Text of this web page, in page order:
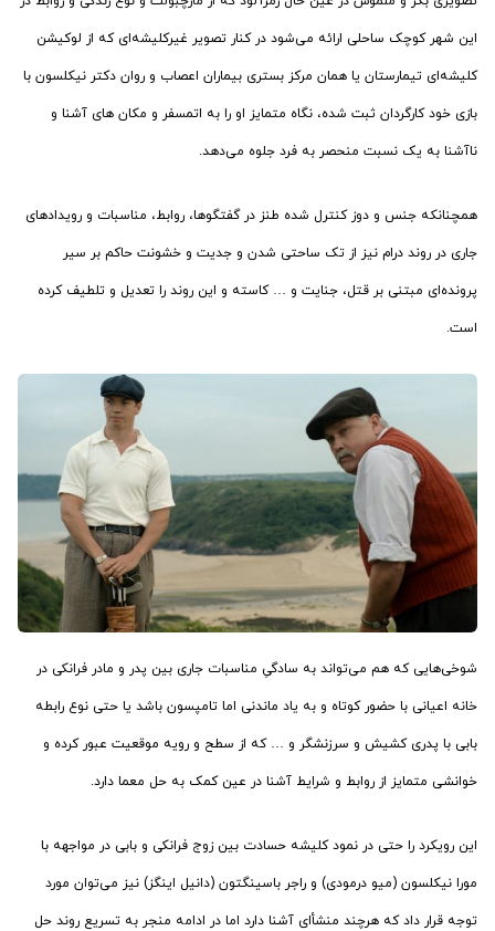
این شهر کوچک ساحلی ارائه می‌شود در کنار تصویر غیرکلیشه‌ای که از لوکیشن
کلیشه‌ای تیمارستان یا همان مرکز بستری بیماران اعصاب و روان دکتر نیکلسون با
بازی خود کارگردان ثبت شده، نگاه متمایز او را به اتمسفر و مکان های آشنا و
ناآشنا به یک نسبت منحصر به فرد جلوه می‌دهد.
همچنانکه جنس و دوز کنترل شده طنز در گفتگوها، روابط، مناسبات و رویدادهای
جاری در روند درام نیز از تک ساحتی شدن و جدیت و خشونت حاکم بر سیر
پرونده‌ای مبتنی بر قتل، جنایت و … کاسته و این روند را تعدیل و تلطیف کرده
است.
شوخی‌هایی که هم می‌تواند به سادگیِ مناسبات جاری بین پدر و مادر فرانکی در
خانه اعیانی با حضور کوتاه و به یاد ماندنی اما تامپسون باشد یا حتی نوع رابطه
بابی با پدری کشیش و سرزنشگر و … که از سطح و رویه موقعیت عبور کرده و
خوانشی متمایز از روابط و شرایط آشنا در عین کمک به حل معما دارد.
این رویکرد را حتی در نمود کلیشه حسادت بین زوج فرانکی و بابی در مواجهه با
مورا نیکلسون (میو درمودی) و راجر باسینگتون (دانیل اینگز) نیز می‌توان مورد
توجه قرار داد که هرچند منشأای آشنا دارد اما در ادامه منجر به تسریع روند حل